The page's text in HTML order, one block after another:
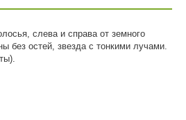
слева и справа от земного
без остей, звезда с тонкими лучами.